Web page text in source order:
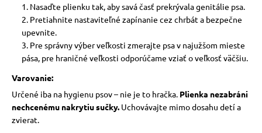
Nasaďte plienku tak, aby savá časť prekrývala genitálie psa.
Pretiahnite nastaviteľné zapínanie cez chrbát a bezpečne
upevnite.
Pre správny výber veľkosti zmerajte psa v najužšom mieste
pása, pre hraničné veľkosti odporúčame vziať o veľkosť väčšiu.
Varovanie:
Určené iba na hygienu psov – nie je to hračka. Plienka nezabráni
nechcenému nakrytiu sučky.Uchovávajte mimo dosahu detí a
zvierat.